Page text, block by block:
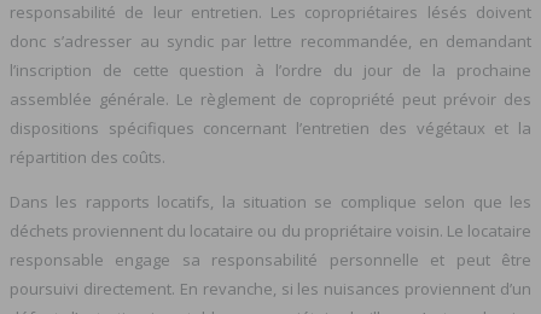
responsabilité de leur entretien. Les copropriétaires lésés doivent
donc s’adresser au syndic par lettre recommandée, en demandant
l’inscription de cette question à l’ordre du jour de la prochaine
assemblée générale. Le règlement de copropriété peut prévoir des
dispositions spécifiques concernant l’entretien des végétaux et la
répartition des coûts.
Dans les rapports locatifs, la situation se complique selon que les
déchets proviennent du locataire ou du propriétaire voisin. Le locataire
responsable engage sa responsabilité personnelle et peut être
poursuivi directement. En revanche, si les nuisances proviennent d’un